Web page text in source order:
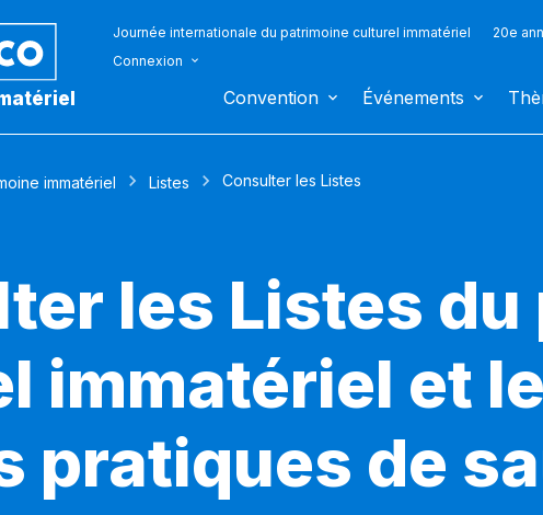
Journée internationale du patrimoine culturel immatériel 20e
Connexion
Convention Événements
immatériel Listes Consulter les Listes
les Listes
immatériel et
pratiques de